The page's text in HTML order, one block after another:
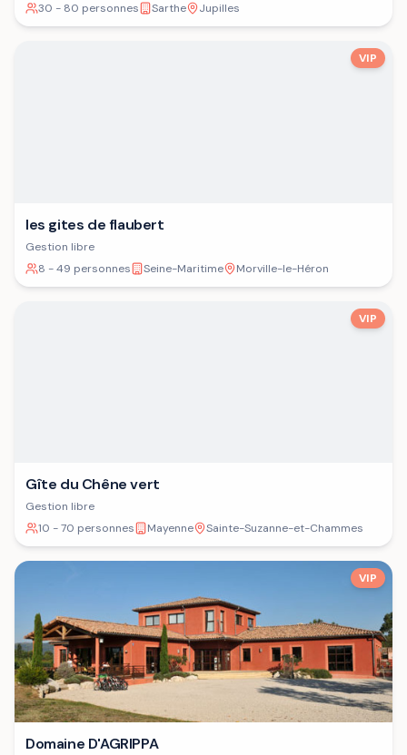
30 - 80 personnes
Sarthe Jupilles
VIP
les gites de flaubert
Gestion libre
8 - 49 personnes
Seine-Maritime Morville-le-Héron
VIP
Gîte du Chêne vert
Gestion libre
10 - 70 personnes
Mayenne Sainte-Suzanne-et-Chammes
VIP
Domaine D'AGRIPPA